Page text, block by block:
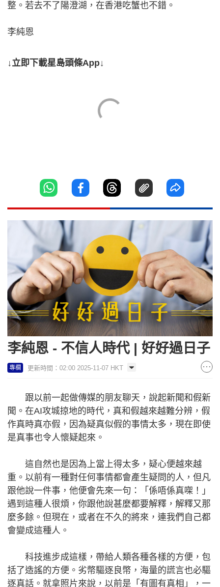
整。若去不了陽澄湖，在香港吃蟹也不錯。
李純恩
↓立即下載星島頭條App↓
李純恩 - 不信人時代 | 好好過日子
專欄 更新時間：02:00 2025-11-07 HKT
跟以前一起做傳媒的朋友聊天，說起新聞和假新
聞。在AI攻城掠地的時代，真和假越來越難分辨，假
作真時真亦假，因為疑真似假的事情太多，現在即使
是真事也令人懷疑起來。
這自然也是因為上當上得太多，疑心便越來越
重。以前有一種對任何事情都會產生疑問的人，但凡
跟他說一件事，他便會先來一句：「係唔係真㗎！」
遇到這種人很煩，你跟他說甚麼都要解釋，解釋又那
麼多餘。但現在，或者在不久的將來，連我們自己都
會變成這種人。
科技進步成這樣，帶給人類各種各樣的方便，包
括了造謠的方便。劣幣驅逐良幣，海量的謊言也必驅
逐真話。就拿照片來說，以前是「有圖有真相」，一